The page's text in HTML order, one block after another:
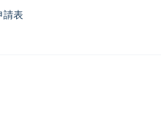
請表